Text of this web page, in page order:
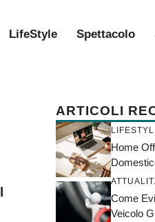
LifeStyle Spettacolo
ARTICOLI
Home
Come
Veicolo